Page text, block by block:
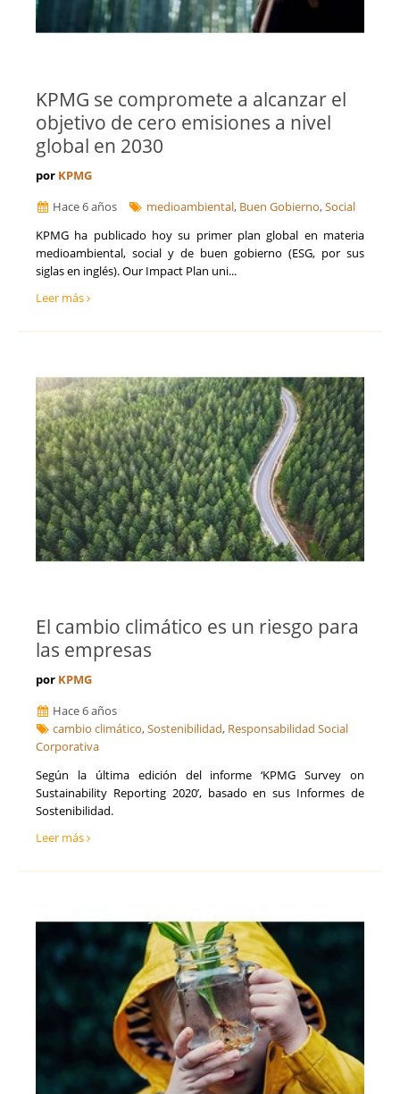
KPMG se compromete a alcanzar el
objetivo de cero emisiones a nivel
global en 2030
por KPMG
Hace 6 años
medioambiental, Buen Gobierno,Social
KPMG ha publicado hoy su primer plan global en materia
medioambiental, social y de buen gobierno (ESG, por sus
siglas en inglés). Our Impact Plan uni...
Leer más
El cambio climático es un riesgo para
las empresas
por KPMG
Hace 6 años
cambio climático,Sostenibilidad, Responsabilidad Social
Corporativa
Según la última edición del informe ‘KPMG Survey on
Sustainability Reporting 2020’, basado en sus Informes de
Sostenibilidad.
Leer más